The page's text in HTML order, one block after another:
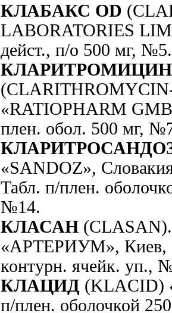
КЛАБАКС OD
LABORATORIES
дейст., п/о 500 мг, №5.
«RATIOPHARM
плен. обол. 500 мг,
«SANDOZ»,
Табл. п/плен.
№14.
КЛАСАН
«АРТЕРИУМ», Киев,
контурн. ячейк. уп.,
КЛАЦИД (KLACID)
п/плен. оболочкой